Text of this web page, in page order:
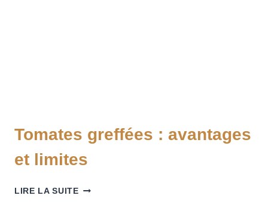
Tomates greffées : avantages
et limites
LIRE LA SUITE